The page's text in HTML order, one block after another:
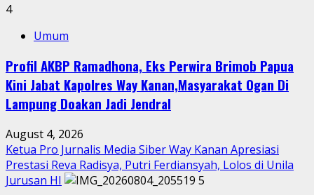
4
Umum
Profil AKBP Ramadhona, Eks Perwira Brimob Papua
Kini Jabat Kapolres Way Kanan,Masyarakat Ogan Di
Lampung Doakan Jadi Jendral
August 4, 2026
Ketua Pro Jurnalis Media Siber Way Kanan Apresiasi
Prestasi Reva Radisya, Putri Ferdiansyah, Lolos di Unila
Jurusan HI
5